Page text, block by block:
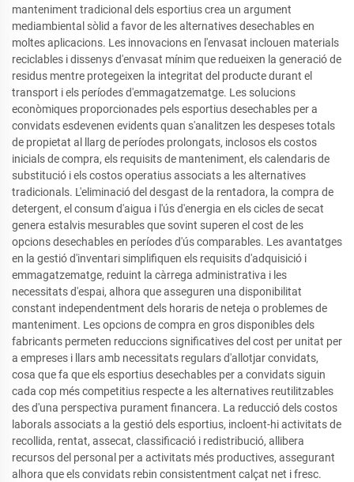
manteniment tradicional dels esportius crea un argument
mediambiental sòlid a favor de les alternatives desechables en
moltes aplicacions. Les innovacions en l'envasat inclouen materials
reciclables i dissenys d'envasat mínim que redueixen la generació de
residus mentre protegeixen la integritat del producte durant el
transport i els períodes d'emmagatzematge. Les solucions
econòmiques proporcionades pels esportius desechables per a
convidats esdevenen evidents quan s'analitzen les despeses totals
de propietat al llarg de períodes prolongats, inclosos els costos
inicials de compra, els requisits de manteniment, els calendaris de
substitució i els costos operatius associats a les alternatives
tradicionals. L'eliminació del desgast de la rentadora, la compra de
detergent, el consum d'aigua i l'ús d'energia en els cicles de secat
genera estalvis mesurables que sovint superen el cost de les
opcions desechables en períodes d'ús comparables. Les avantatges
en la gestió d'inventari simplifiquen els requisits d'adquisició i
emmagatzematge, reduint la càrrega administrativa i les
necessitats d'espai, alhora que asseguren una disponibilitat
constant independentment dels horaris de neteja o problemes de
manteniment. Les opcions de compra en gros disponibles dels
fabricants permeten reduccions significatives del cost per unitat per
a empreses i llars amb necessitats regulars d'allotjar convidats,
cosa que fa que els esportius desechables per a convidats siguin
cada cop més competitius respecte a les alternatives reutilitzables
des d'una perspectiva purament financera. La reducció dels costos
laborals associats a la gestió dels esportius, incloent-hi activitats de
recollida, rentat, assecat, classificació i redistribució, allibera
recursos del personal per a activitats més productives, assegurant
alhora que els convidats rebin consistentment calçat net i fresc.